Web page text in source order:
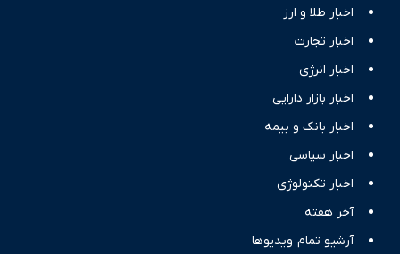
اخبار طلا و ارز
اخبار تجارت
اخبار انرژی
اخبار بازار دارایی
اخبار بانک و بیمه
اخبار سیاسی
اخبار تکنولوژی
آخر هفته
آرشیو تمام ویدیوها